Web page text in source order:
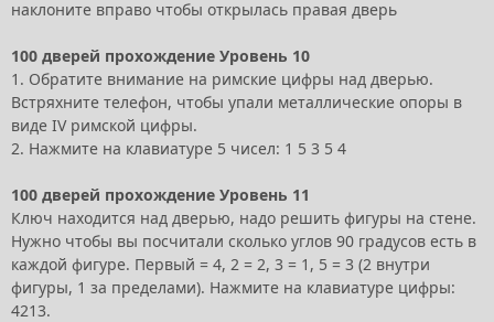
наклоните вправо чтобы открылась правая дверь
100 дверей прохождение Уровень 10
1. Обратите внимание на римские цифры над дверью.
Встряхните телефон, чтобы упали металлические опоры в
виде IV римской цифры.
2. Нажмите на клавиатуре 5 чисел: 1 5 3 5 4
100 дверей прохождение Уровень 11
Ключ находится над дверью, надо решить фигуры на стене.
Нужно чтобы вы посчитали сколько углов 90 градусов есть в
каждой фигуре. Первый = 4, 2 = 2, 3 = 1, 5 = 3 (2 внутри
фигуры, 1 за пределами). Нажмите на клавиатуре цифры:
4213.